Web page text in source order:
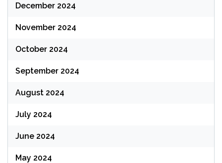
December 2024
November 2024
October 2024
September 2024
August 2024
July 2024
June 2024
May 2024